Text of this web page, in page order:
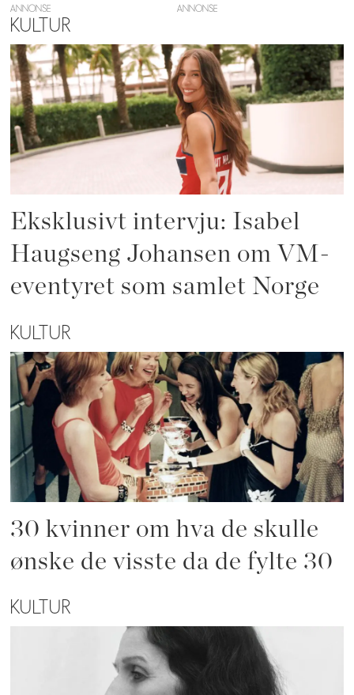
ANNONSE
KULTUR
Eksklusivt intervju: Isabel
Haugseng Johansen om VM-
eventyret som samlet Norge
KULTUR
30 kvinner om hva de skulle
ønske de visste da de fylte 30
KULTUR